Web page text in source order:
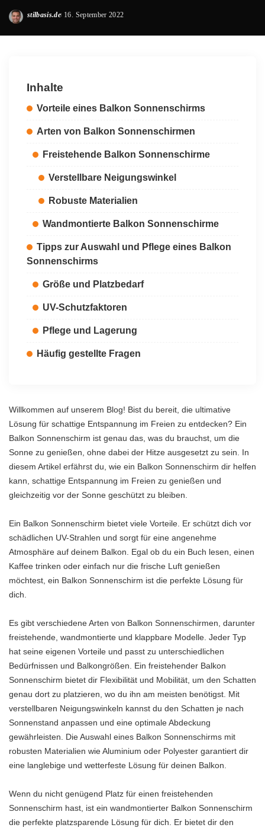
Posted
stilbasis.de 16. September 2022
Inhalte
Vorteile eines Balkon Sonnenschirms
Arten von Balkon Sonnenschirmen
Freistehende Balkon Sonnenschirme
Verstellbare Neigungswinkel
Robuste Materialien
Wandmontierte Balkon Sonnenschirme
Tipps zur Auswahl und Pflege eines Balkon
Sonnenschirms
Größe und Platzbedarf
UV-Schutzfaktoren
Pflege und Lagerung
Häufig gestellte Fragen
Willkommen auf unserem Blog! Bist du bereit, die ultimative
Lösung für schattige Entspannung im Freien zu entdecken? Ein
Balkon Sonnenschirm ist genau das, was du brauchst, um die
Sonne zu genießen, ohne dabei der Hitze ausgesetzt zu sein. In
diesem Artikel erfährst du, wie ein Balkon Sonnenschirm dir helfen
kann, schattige Entspannung im Freien zu genießen und
gleichzeitig vor der Sonne geschützt zu bleiben.
Ein Balkon Sonnenschirm bietet viele Vorteile. Er schützt dich vor
schädlichen UV-Strahlen und sorgt für eine angenehme
Atmosphäre auf deinem Balkon. Egal ob du ein Buch lesen, einen
Kaffee trinken oder einfach nur die frische Luft genießen
möchtest, ein Balkon Sonnenschirm ist die perfekte Lösung für
dich.
Es gibt verschiedene Arten von Balkon Sonnenschirmen, darunter
freistehende, wandmontierte und klappbare Modelle. Jeder Typ
hat seine eigenen Vorteile und passt zu unterschiedlichen
Bedürfnissen und Balkongrößen. Ein freistehender Balkon
Sonnenschirm bietet dir Flexibilität und Mobilität, um den Schatten
genau dort zu platzieren, wo du ihn am meisten benötigst. Mit
verstellbaren Neigungswinkeln kannst du den Schatten je nach
Sonnenstand anpassen und eine optimale Abdeckung
gewährleisten. Die Auswahl eines Balkon Sonnenschirms mit
robusten Materialien wie Aluminium oder Polyester garantiert dir
eine langlebige und wetterfeste Lösung für deinen Balkon.
Wenn du nicht genügend Platz für einen freistehenden
Sonnenschirm hast, ist ein wandmontierter Balkon Sonnenschirm
die perfekte platzsparende Lösung für dich. Er bietet dir den